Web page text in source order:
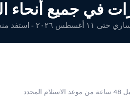
في جميع أنحاء
- استفد منه اليوم!